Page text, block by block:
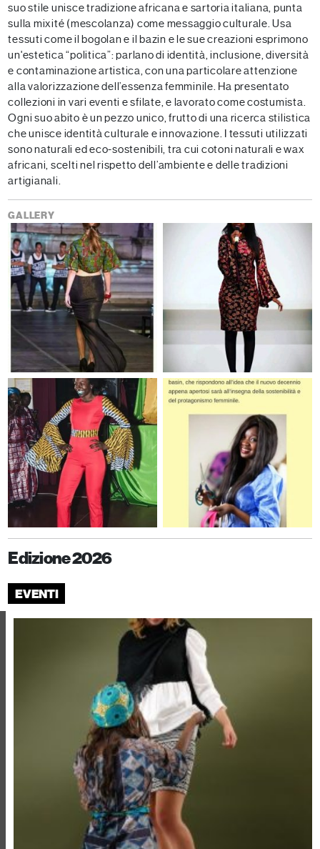
suo stile unisce tradizione africana e sartoria italiana, punta
sulla mixité (mescolanza) come messaggio culturale. Usa
tessuti come il bogolan e il bazin e le sue creazioni esprimono
un'estetica “politica”: parlano di identità, inclusione, diversità
e contaminazione artistica, con una particolare attenzione
alla valorizzazione dell’essenza femminile. Ha presentato
collezioni in vari eventi e sfilate, e lavorato come costumista.
Ogni suo abito è un pezzo unico, frutto di una ricerca stilistica
che unisce identità culturale e innovazione. I tessuti utilizzati
sono naturali ed eco-sostenibili, tra cui cotoni naturali e wax
africani, scelti nel rispetto dell’ambiente e delle tradizioni
artigianali.
GALLERY
Edizione 2026
EVENTI